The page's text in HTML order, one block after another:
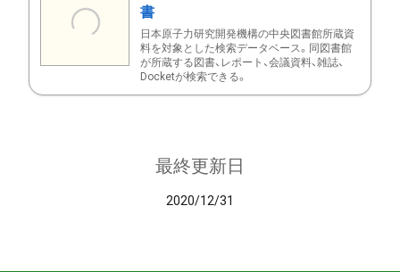
書
日本原子力研究開発機構の中央図書館所蔵資
料を対象とした検索データベース。同図書館
が所蔵する図書、レポート、会議資料、雑誌、
Docketが検索できる。
最終更新日
2020/12/31